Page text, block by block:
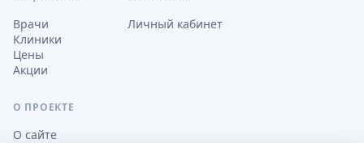
Врачи
Клиники
Цены
Акции
Личный кабинет
О ПРОЕКТЕ
О сайте